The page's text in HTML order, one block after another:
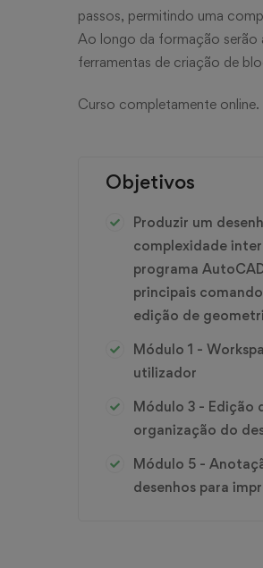
passos, permitindo uma
Ao longo da formação serão
ferramentas de criação de
Curso completamente online.
Objetivos
Produzir um
complexidade
programa
principais
edição de
Módulo 1 -
utilizador
Módulo 3 - Edição
organização do
Módulo 5 -
desenhos para